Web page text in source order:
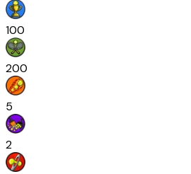
100
200
5
2